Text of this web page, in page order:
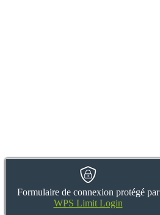
Formulaire de connexion protégé par
WPS Limit Login